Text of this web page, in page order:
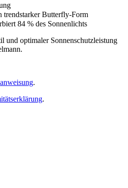
trendstarker Butterfly-Form
84 % des Sonnenlichts
und optimaler Sonnenschutzleistung
.
.